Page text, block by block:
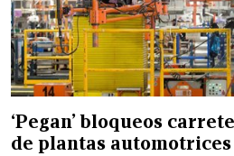
‘Pegan’ bloqueos
de plantas automotrices